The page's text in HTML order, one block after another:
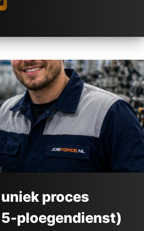
proces
ploegendienst)